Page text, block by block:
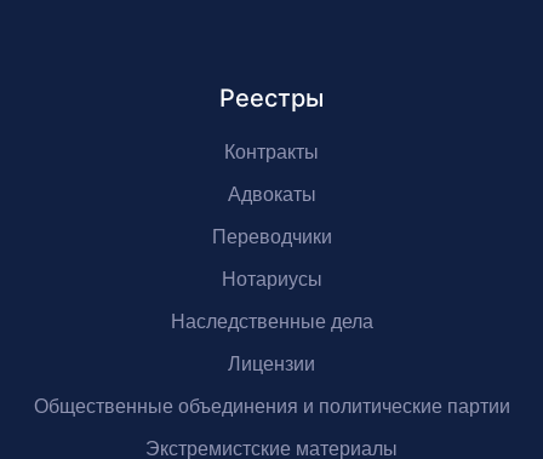
Реестры
Контракты
Адвокаты
Переводчики
Нотариусы
Наследственные дела
Лицензии
Общественные объединения и политические партии
Экстремистские материалы